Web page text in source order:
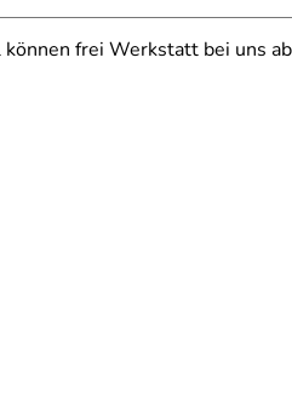
frei Werkstatt bei uns